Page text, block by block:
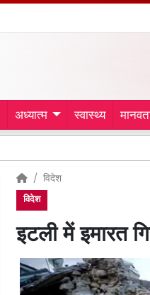
अध्यात्म स्वास्थ्य
विदेश
विदेश
इटली में इमारत